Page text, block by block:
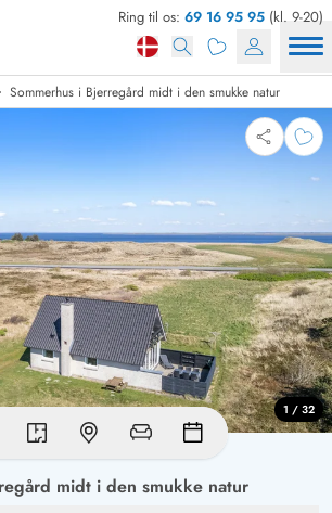
Ring til os: 69 16 95 95 (kl. 9-20)
Sommerhus i Bjerregård midt i den smukke natur
midt i den smukke natur
1 / 32